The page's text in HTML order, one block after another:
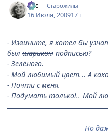
asc Старожилы
16 Июля, 200917 г
- Извините, я хотел бы
был шариком подписью?
- Зелёного.
- Мой любимый цвет... А
- Почти с меня.
- Подумать только!.. Мой
Но